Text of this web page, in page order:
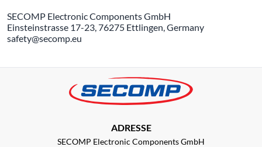
SECOMP Electronic Components GmbH
Einsteinstrasse 17-23, 76275 Ettlingen, Germany
safety@secomp.eu
ADRESSE
SECOMP Electronic Components GmbH